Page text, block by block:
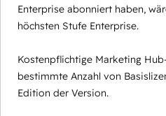
Enterprise abonniert haben,
höchsten Stufe Enterprise.
Kostenpflichtige Marketing
bestimmte Anzahl von
Edition der Version.